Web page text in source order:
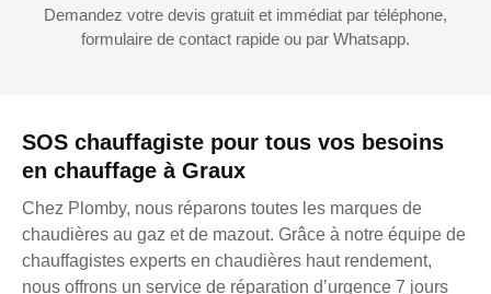
SOS chauffagiste pour tous vos besoins
en chauffage à Graux
Chez Plomby, nous réparons toutes les marques de
chaudières au gaz et de mazout. Grâce à notre équipe de
chauffagistes experts en chaudières haut rendement,
nous offrons un service de réparation d’urgence 7 jours
Demandez votre devis gratuit et immédiat par téléphone,
formulaire de contact rapide ou par Whatsapp.